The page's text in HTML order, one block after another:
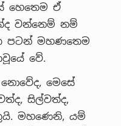
හෙතෙම ඒ
වන්නෙම් නම්
පටන් මහණතෙම
වේ.
මෙසේ
සිල්වත්ද,
මහණෙනි, යම්